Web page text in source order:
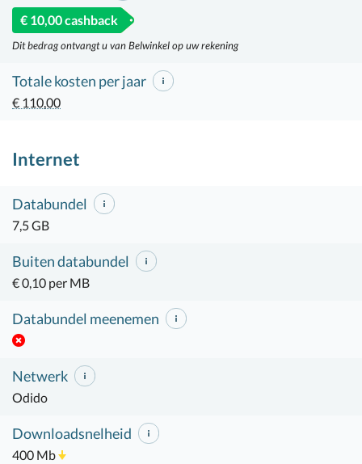
€ 10,00 cashback
Dit bedrag ontvangt u van Belwinkel op uw rekening
Totale kosten per jaar
€ 110,00
Internet
Databundel
7,5 GB
Buiten databundel
€ 0,10 per MB
Databundel meenemen
Netwerk
Odido
Downloadsnelheid
400 Mb